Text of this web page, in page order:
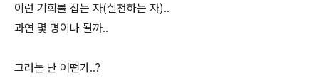
이런 기회를 잡는 자(실천하는 자)..
과연 몇 명이나 될까..
그러는 난 어떤가..?